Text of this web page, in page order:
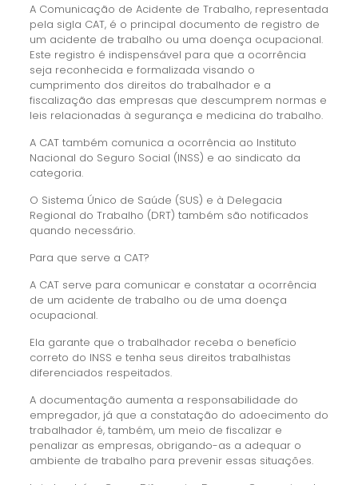
A Comunicação de Acidente de Trabalho, representada
pela sigla CAT, é o principal documento de registro de
um acidente de trabalho ou uma doença ocupacional.
Este registro é indispensável para que a ocorrência
seja reconhecida e formalizada visando o
cumprimento dos direitos do trabalhador e a
fiscalização das empresas que descumprem normas e
leis relacionadas à segurança e medicina do trabalho.
A CAT também comunica a ocorrência ao Instituto
Nacional do Seguro Social (INSS) e ao sindicato da
categoria.
O Sistema Único de Saúde (SUS) e à Delegacia
Regional do Trabalho (DRT) também são notificados
quando necessário.
Para que serve a CAT?
A CAT serve para comunicar e constatar a ocorrência
de um acidente de trabalho ou de uma doença
ocupacional.
Ela garante que o trabalhador receba o benefício
correto do INSS e tenha seus direitos trabalhistas
diferenciados respeitados.
A documentação aumenta a responsabilidade do
empregador, já que a constatação do adoecimento do
trabalhador é, também, um meio de fiscalizar e
penalizar as empresas, obrigando-as a adequar o
ambiente de trabalho para prevenir essas situações.